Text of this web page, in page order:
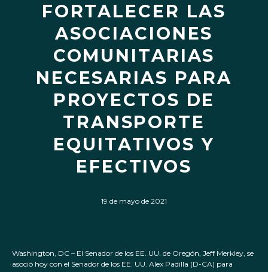
FORTALECER LAS
ASOCIACIONES
COMUNITARIAS
NECESARIAS PARA
PROYECTOS DE
TRANSPORTE
EQUITATIVOS Y
EFECTIVOS
19 de mayo de 2021
Washington, DC – El Senador de los EE. UU. de Oregón, Jeff Merkley, se
asoció hoy con el Senador de los EE. UU. Alex Padilla (D-CA) para